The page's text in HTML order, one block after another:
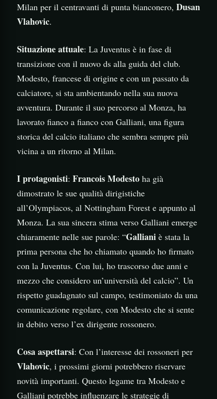
Milan per il centravanti di punta bianconero, Dusan
Vlahovic.
Situazione attuale: La Juventus è in fase di
transizione con il nuovo ds alla guida del club.
Modesto, francese di origine e con un passato da
calciatore, si sta ambientando nella sua nuova
avventura. Durante il suo percorso al Monza, ha
lavorato fianco a fianco con Galliani, una figura
storica del calcio italiano che sembra sempre più
vicina a un ritorno al Milan.
I protagonisti: Francois Modesto ha già
dimostrato le sue qualità dirigistiche
all’Olympiacos, al Nottingham Forest e appunto al
Monza. La sua sincera stima verso Galliani emerge
chiaramente nelle sue parole: “Galliani è stata la
prima persona che ho chiamato quando ho firmato
con la Juventus. Con lui, ho trascorso due anni e
mezzo che considero un’università del calcio”. Un
rispetto guadagnato sul campo, testimoniato da una
comunicazione regolare, con Modesto che si sente
in debito verso l’ex dirigente rossonero.
Cosa aspettarsi: Con l’interesse dei rossoneri per
Vlahovic, i prossimi giorni potrebbero riservare
novità importanti. Questo legame tra Modesto e
Galliani potrebbe influenzare le strategie di